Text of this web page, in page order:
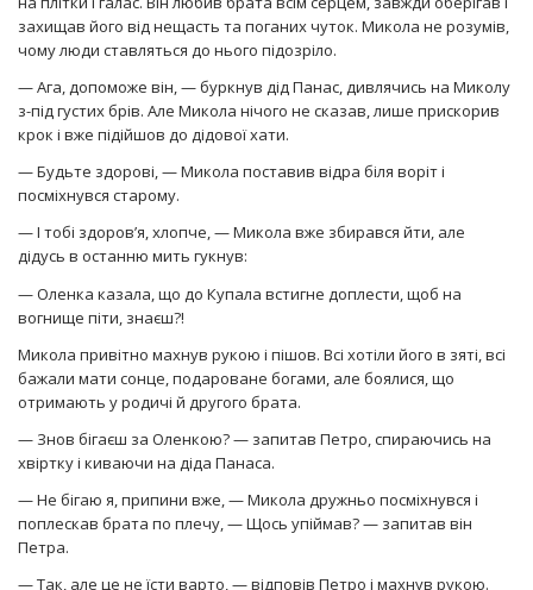
захищав його від нещасть та поганих чуток. Микола не розумів,
чому люди ставляться до нього підозріло.
— Ага, допоможе він, — буркнув дід Панас, дивлячись на Миколу
з-під густих брів. Але Микола нічого не сказав, лише прискорив
крок і вже підійшов до дідової хати.
— Будьте здорові, — Микола поставив відра біля воріт і
посміхнувся старому.
— І тобі здоров’я, хлопче, — Микола вже збирався йти, але
дідусь в останню мить гукнув:
— Оленка казала, що до Купала встигне доплести, щоб на
вогнище піти, знаєш?!
Микола привітно махнув рукою і пішов. Всі хотіли його в зяті, всі
бажали мати сонце, подароване богами, але боялися, що
отримають у родичі й другого брата.
— Знов бігаєш за Оленкою? — запитав Петро, спираючись на
хвіртку і киваючи на діда Панаса.
— Не бігаю я, припини вже, — Микола дружньо посміхнувся і
поплескав брата по плечу, — Щось упіймав? — запитав він
Петра.
— Так, але це не їсти варто, — відповів Петро і махнув рукою.